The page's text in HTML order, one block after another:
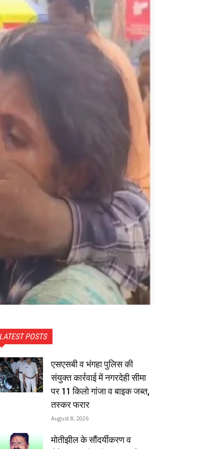
POSTS
एसएसबी व भंगहा पुलिस की
संयुक्त कार्रवाई में नगरदेही सीमा
पर 11 किलो गांजा व बाइक जब्त,
तस्कर फरार
August 8, 2026
मोतीझील के सौंदर्यीकरण व